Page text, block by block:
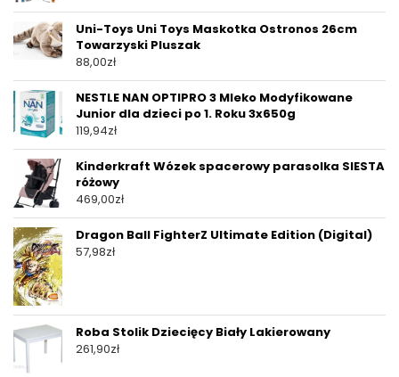
Uni-Toys Uni Toys Maskotka Ostronos 26cm
Towarzyski Pluszak
88,00zł
NESTLE NAN OPTIPRO 3 Mleko Modyfikowane
Junior dla dzieci po 1. Roku 3x650g
119,94zł
Kinderkraft Wózek spacerowy parasolka SIESTA
różowy
469,00zł
Dragon Ball FighterZ Ultimate Edition (Digital)
57,98zł
Roba Stolik Dziecięcy Biały Lakierowany
261,90zł